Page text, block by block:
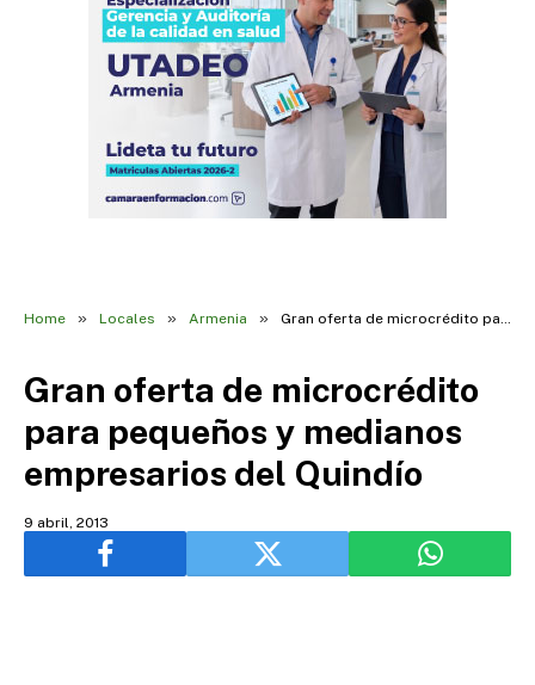
Home » Locales » Armenia » Gran oferta de microcrédito para pequeños y medianos empresarios del Quindío
Gran oferta de microcrédito
para pequeños y medianos
empresarios del Quindío
9 abril, 2013